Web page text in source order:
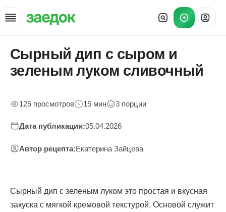
Главная
»
Рецепты
Сырный дип с сыром и
зеленым луком сливочный
125 просмотров 15 мин 3 порции
Дата публикации:05.04.2026
Автор рецепта:Екатерина Зайцева
Сырный дип с зеленым луком это простая и вкусная
закуска с мягкой кремовой текстурой. Основой служит